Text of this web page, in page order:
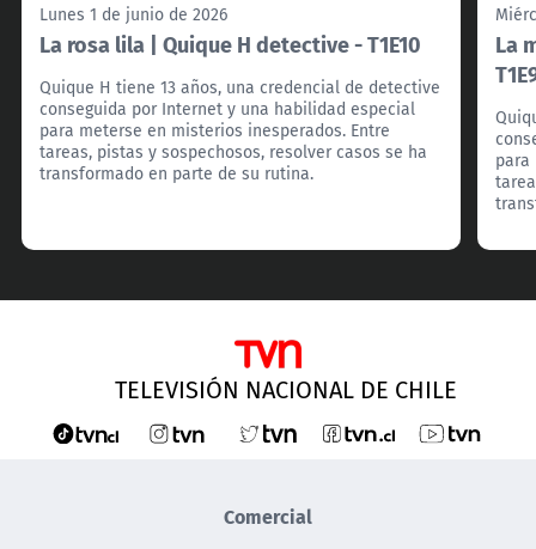
Lunes 1 de junio de 2026
La rosa lila | Quique H detective - T1E10
Quique H tiene 13 años, una credencial de detective
conseguida por Internet y una habilidad especial
para meterse en misterios inesperados. Entre
tareas, pistas y sospechosos, resolver casos se ha
transformado en parte de su rutina.
La
para
TELEVISIÓN NACIONAL DE CHILE
Comercial